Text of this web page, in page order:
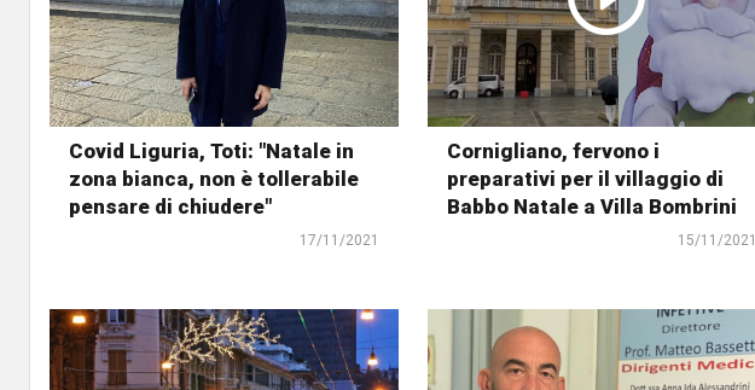
Covid Liguria, Toti: "Natale in
zona bianca, non è tollerabile
pensare di chiudere"
17/11/2021
Cornigliano, fervono i
preparativi per il villaggio di
Babbo Natale a Villa Bombrini
15/11/2021